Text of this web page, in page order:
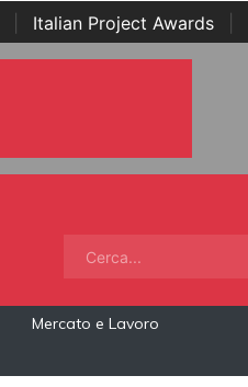
Italian Project Awards
Mercato e Lavoro